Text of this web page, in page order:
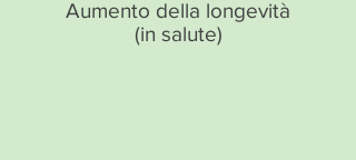
Aumento della longevità
(in salute)